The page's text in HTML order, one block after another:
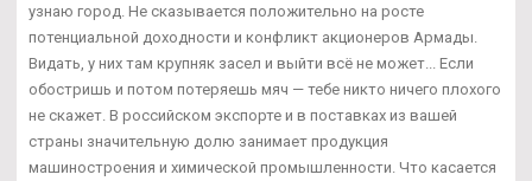
узнаю город. Не сказывается положительно на росте
потенциальной доходности и конфликт акционеров Армады.
Видать, у них там крупняк засел и выйти всё не может... Если
обостришь и потом потеряешь мяч — тебе никто ничего плохого
не скажет. В российском экспорте и в поставках из вашей
страны значительную долю занимает продукция
машиностроения и химической промышленности. Что касается